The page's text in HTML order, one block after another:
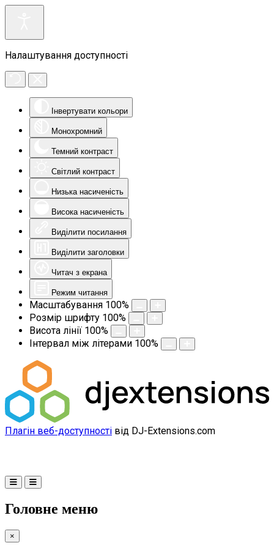
Налаштування доступності
Інвертувати кольори
Монохромний
Темний контраст
Світлий контраст
Низька насиченість
Висока насиченість
Виділити посилання
Виділити заголовки
Читач з екрана
Режим читання
Масштабування 100%
Розмір шрифту 100%
Висота лінії 100%
Інтервал між літерами 100%
Плагін веб-доступності від DJ-Extensions.com
Головне меню
×